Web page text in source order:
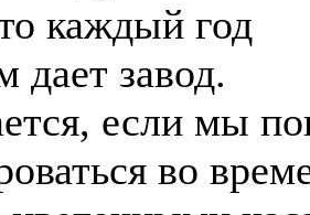
каждый год
дает завод.
если мы
во